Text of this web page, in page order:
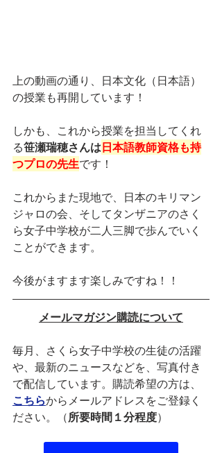
上の動画の通り、日本文化（日本語）
の授業も再開しています！
しかも、これから授業を担当してくれ
る笹瀬瑞穂さんは日本語教師資格も持
つプロの先生です！
これからまた現地で、日本のキリマン
ジャロの会、そしてタンザニアのさく
ら女子中学校が二人三脚で歩んでいく
ことができます。
今後がますます楽しみですね！！
メールマガジン購読について
毎月、さくら女子中学校の生徒の活躍
や、最新のニュースなどを、写真付き
で配信しています。購読希望の方は、
こちらからメールアドレスをご登録く
ださい。（所要時間１分程度）